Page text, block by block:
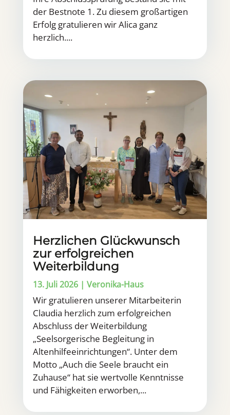
der Bestnote 1. Zu diesem großartigen
Erfolg gratulieren wir Alica ganz
herzlich....
Herzlichen Glückwunsch
zur erfolgreichen
Weiterbildung
13. Juli 2026| Veronika-Haus
Wir gratulieren unserer Mitarbeiterin
Claudia herzlich zum erfolgreichen
Abschluss der Weiterbildung
„Seelsorgerische Begleitung in
Altenhilfeeinrichtungen“. Unter dem
Motto „Auch die Seele braucht ein
Zuhause“ hat sie wertvolle Kenntnisse
und Fähigkeiten erworben,...